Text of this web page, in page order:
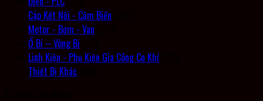
Cáp Kết Nối - Cảm Biến
Motor - Bơm - Van
Ổ Bi – Vòng Bi
Linh Kiện - Phụ Kiện Gia Công Cơ Khí
Thiết Bị Khác